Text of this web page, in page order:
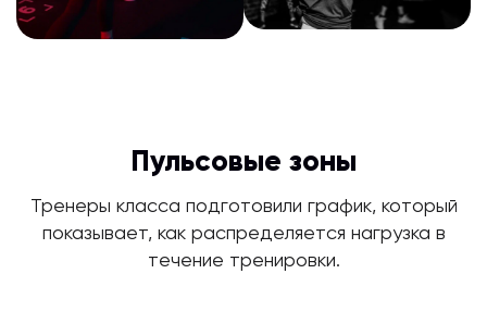
Пульсовые зоны
Тренеры класса подготовили график, который
показывает, как распределяется нагрузка в
течение тренировки.